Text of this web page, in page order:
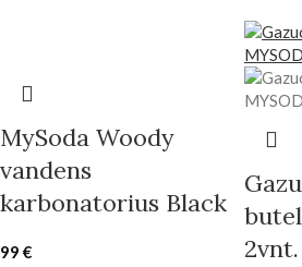
MySoda Woody
vandens
karbonatorius Black
99 €